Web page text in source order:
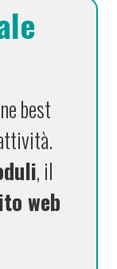
best
, il
web